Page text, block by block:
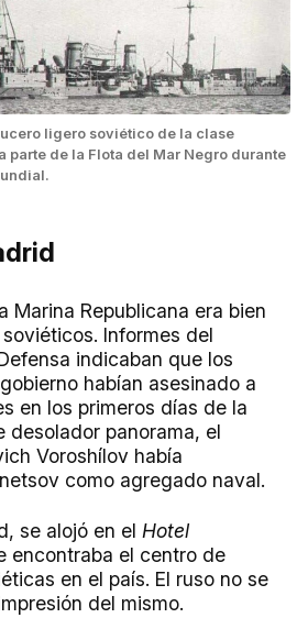
ligero soviético de la clase
parte de la Flota del Mar Negro durante
Marina Republicana era bien
Informes del
indicaban que los
habían asesinado a
en los primeros días de la
desolador panorama, el
Voroshílov había
como agregado naval.
se alojó en el Hotel
encontraba el centro de
en el país. El ruso no se
del mismo.